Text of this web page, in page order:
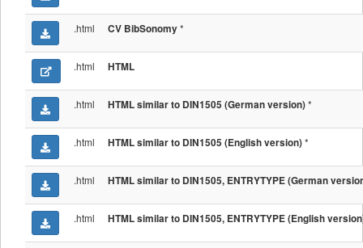
.html CV BibSonomy*
.html HTML
.html HTML similar to DIN1505 (German version)*
.html HTML similar to DIN1505 (English version)*
.html HTML similar to DIN1505, ENTRYTYPE (German
.html HTML similar to DIN1505, ENTRYTYPE (English